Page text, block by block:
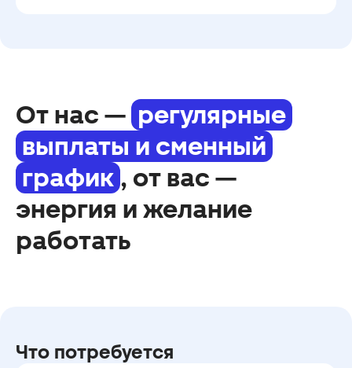
От нас — регулярные
выплаты и сменный
график , от вас —
энергия и желание
работать
Что потребуется